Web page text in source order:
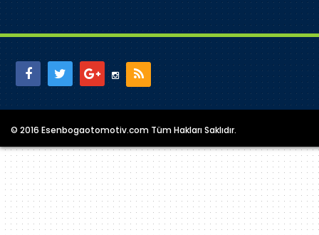
© 2016 Esenbogaotomotiv.com Tüm Hakları Saklıdır.